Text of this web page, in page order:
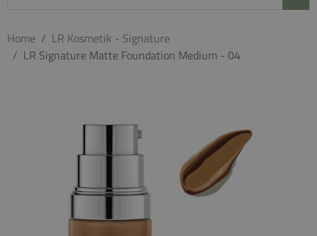
Home
LR Kosmetik - Signature
LR Signature Matte Foundation Medium - 04